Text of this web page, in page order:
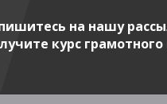
на нашу
курс